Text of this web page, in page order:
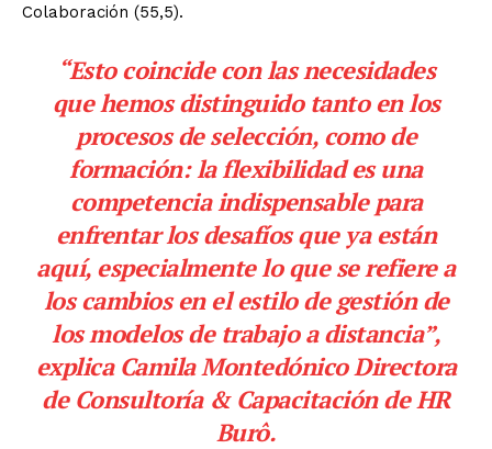
Colaboración (55,5).
“Esto coincide con las necesidades
que hemos distinguido tanto en los
procesos de selección, como de
formación: la flexibilidad es una
competencia indispensable para
enfrentar los desafíos que ya están
aquí, especialmente lo que se refiere a
los cambios en el estilo de gestión de
los modelos de trabajo a distancia”,
explica Camila Montedónico Directora
de Consultoría & Capacitación deHR
Burô.